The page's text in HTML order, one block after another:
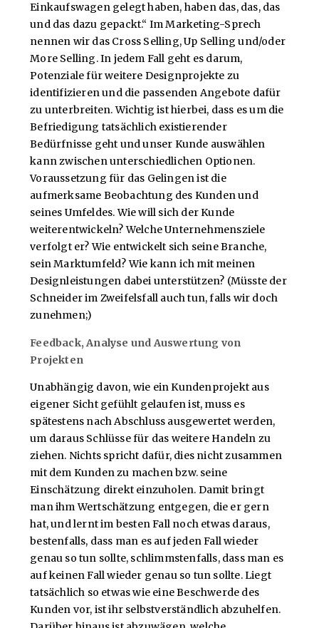
Einkaufswagen gelegt haben, haben das, das, das
und das dazu gepackt.“ Im Marketing-Sprech
nennen wir das Cross Selling, Up Selling und/oder
More Selling. In jedem Fall geht es darum,
Potenziale für weitere Designprojekte zu
identifizieren und die passenden Angebote dafür
zu unterbreiten. Wichtig ist hierbei, dass es um die
Befriedigung tatsächlich existierender
Bedürfnisse geht und unser Kunde auswählen
kann zwischen unterschiedlichen Optionen.
Voraussetzung für das Gelingen ist die
aufmerksame Beobachtung des Kunden und
seines Umfeldes. Wie will sich der Kunde
weiterentwickeln? Welche Unternehmensziele
verfolgt er? Wie entwickelt sich seine Branche,
sein Marktumfeld? Wie kann ich mit meinen
Designleistungen dabei unterstützen? (Müsste der
Schneider im Zweifelsfall auch tun, falls wir doch
zunehmen;)
Feedback, Analyse und Auswertung von
Projekten
Unabhängig davon, wie ein Kundenprojekt aus
eigener Sicht gefühlt gelaufen ist, muss es
spätestens nach Abschluss ausgewertet werden,
um daraus Schlüsse für das weitere Handeln zu
ziehen. Nichts spricht dafür, dies nicht zusammen
mit dem Kunden zu machen bzw. seine
Einschätzung direkt einzuholen. Damit bringt
man ihm Wertschätzung entgegen, die er gern
hat, und lernt im besten Fall noch etwas daraus,
bestenfalls, dass man es auf jeden Fall wieder
genau so tun sollte, schlimmstenfalls, dass man es
auf keinen Fall wieder genau so tun sollte. Liegt
tatsächlich so etwas wie eine Beschwerde des
Kunden vor, ist ihr selbstverständlich abzuhelfen.